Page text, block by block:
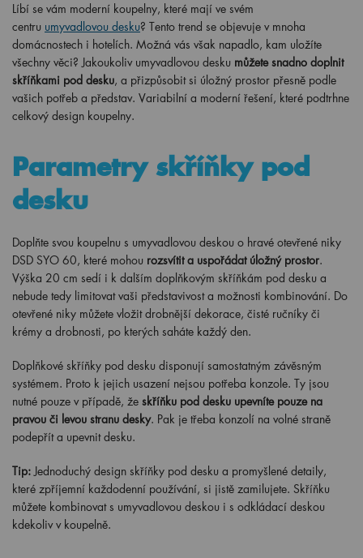
Líbí se vám moderní koupelny, které mají ve svém
centru umyvadlovou desku? Tento trend se objevuje v mnoha
domácnostech i hotelích. Možná vás však napadlo, kam uložíte
všechny věci? Jakoukoliv umyvadlovou desku můžete snadno doplnit
skříňkami pod desku, a přizpůsobit si úložný prostor přesně podle
vašich potřeb a představ. Variabilní a moderní řešení, které podtrhne
celkový design koupelny.
Parametry skříňky pod
desku
Doplňte svou koupelnu s umyvadlovou deskou o hravé otevřené niky
DSD SYO 60, které mohou rozsvítit a uspořádat úložný prostor.
Výška 20 cm sedí i k dalším doplňkovým skříňkám pod desku a
nebude tedy limitovat vaši představivost a možnosti kombinování. Do
otevřené niky můžete vložit drobnější dekorace, čisté ručníky či
krémy a drobnosti, po kterých saháte každý den.
Doplňkové skříňky pod desku disponují samostatným závěsným
systémem. Proto k jejich usazení nejsou potřeba konzole. Ty jsou
nutné pouze v případě, že skříňku pod desku upevníte pouze na
pravou či levou stranu desky. Pak je třeba konzolí na volné straně
podepřít a upevnit desku.
Tip: Jednoduchý design skříňky pod desku a promyšlené detaily,
které zpříjemní každodenní používání, si jistě zamilujete. Skříňku
můžete kombinovat s umyvadlovou deskou i s odkládací deskou
kdekoliv v koupelně.